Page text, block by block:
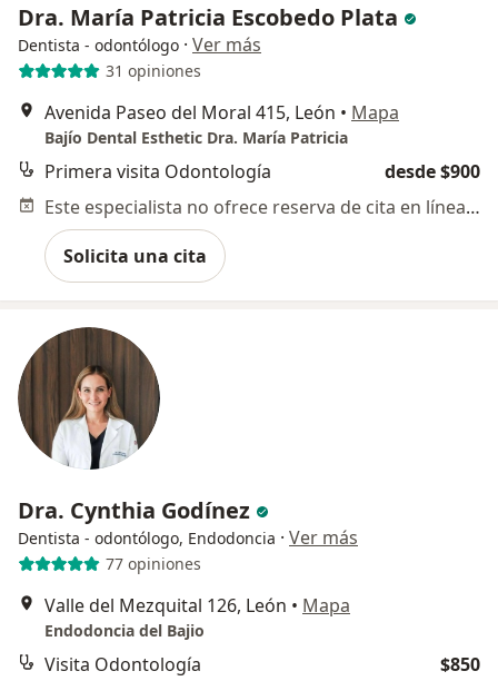
Dra. María Patricia Escobedo Plata
Dentista - odontólogo · Ver más
31 opiniones
Avenida Paseo del Moral 415, León • Mapa
Bajío Dental Esthetic Dra. María Patricia
Primera visita Odontología
desde $900
Este especialista no ofrece reserva de cita en línea en esta dirección.
Solicita una cita
Dra. Cynthia Godínez
Dentista - odontólogo, Endodoncia · Ver más
77 opiniones
Valle del Mezquital 126, León • Mapa
Endodoncia del Bajio
Visita Odontología
$850